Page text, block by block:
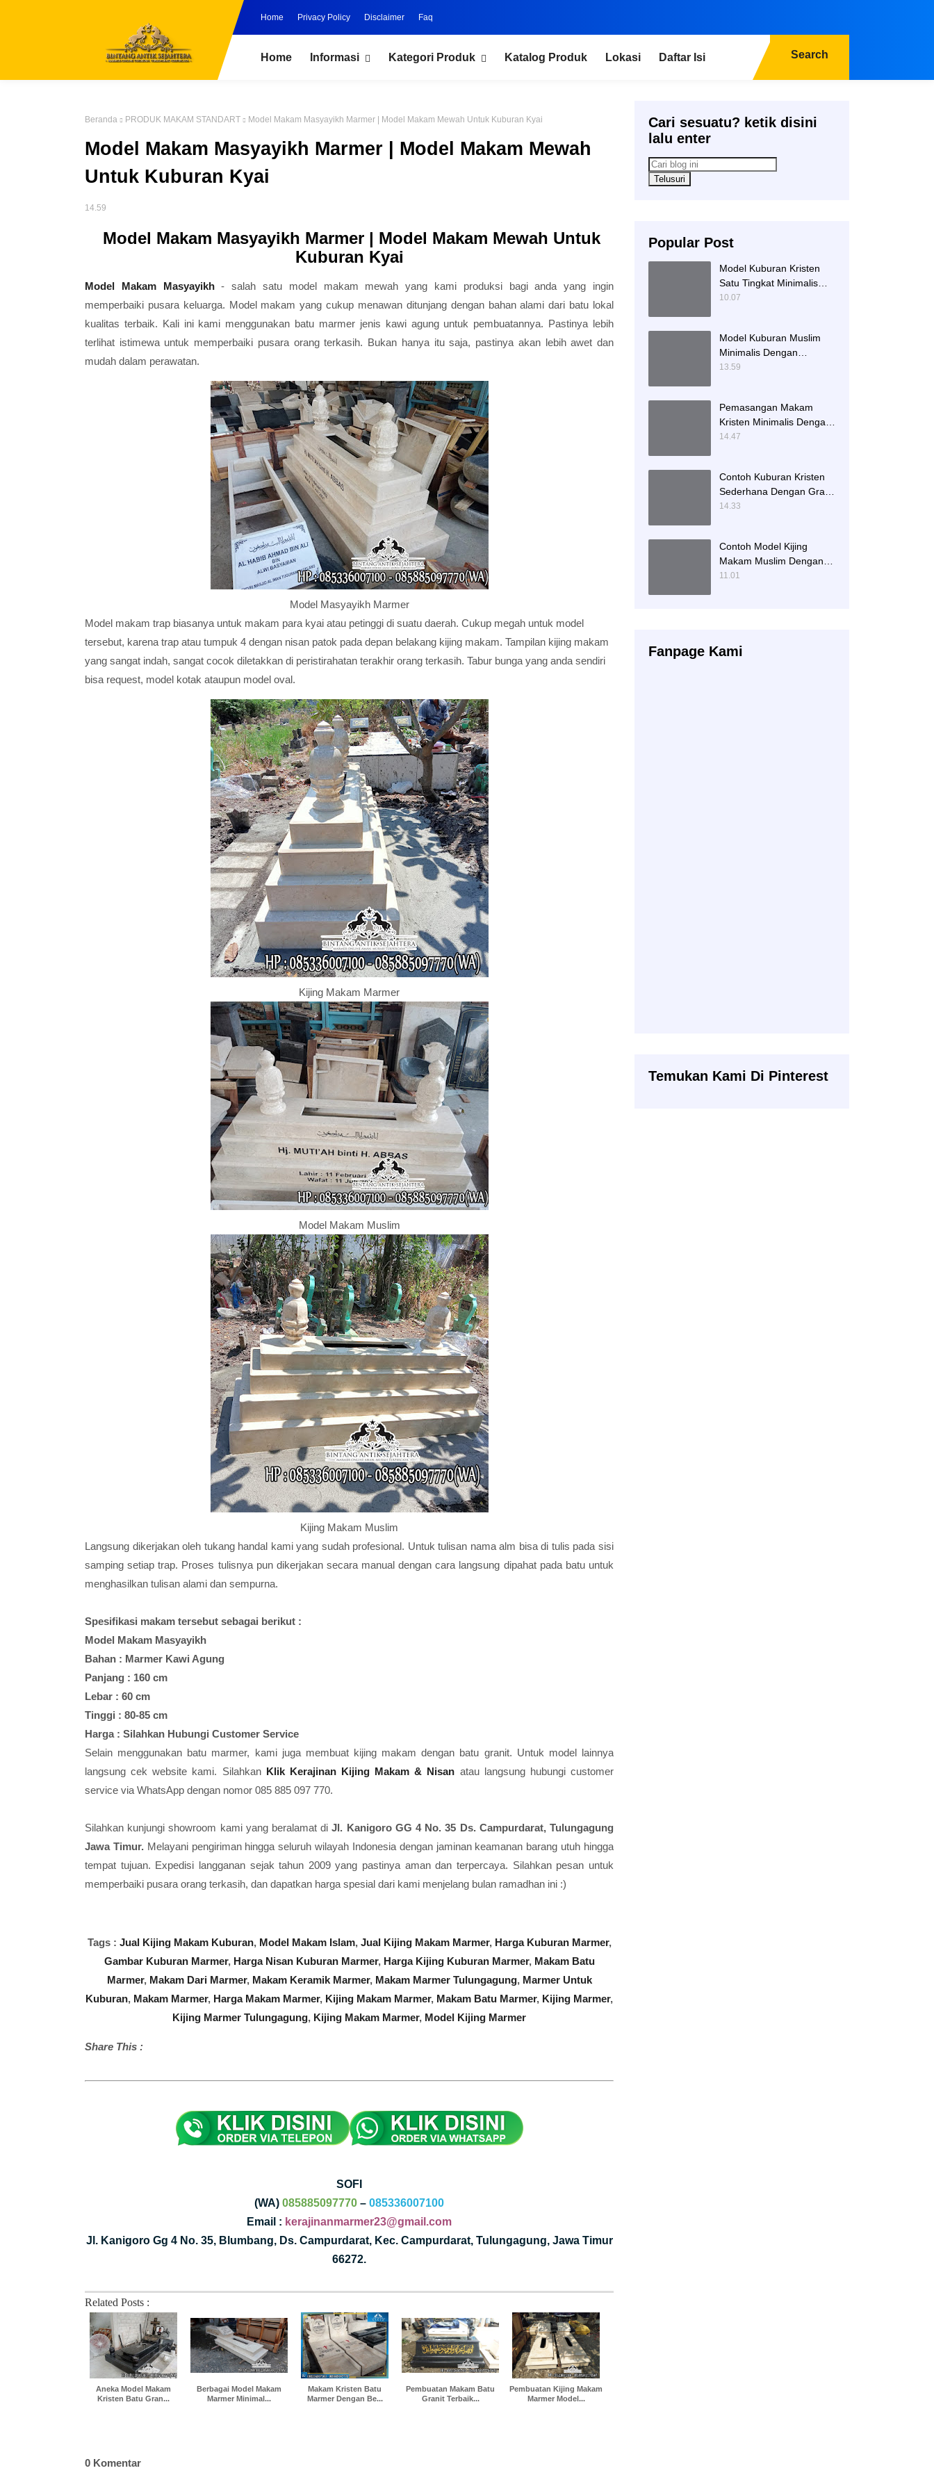
Home Privacy Policy Disclaimer Faq
Home Informasi Kategori Produk Katalog Produk Lokasi Daftar Isi Search
Beranda PRODUK MAKAM STANDART Model Makam Masyayikh Marmer | Model Makam Mewah Untuk Kuburan Kyai
Model Makam Masyayikh Marmer | Model Makam Mewah
Untuk Kuburan Kyai
14.59
Model Makam Masyayikh Marmer | Model Makam Mewah Untuk
Kuburan Kyai
Model Makam Masyayikh - salah satu model makam mewah yang kami produksi bagi anda yang ingin
memperbaiki pusara keluarga. Model makam yang cukup menawan ditunjang dengan bahan alami dari batu lokal
kualitas terbaik. Kali ini kami menggunakan batu marmer jenis kawi agung untuk pembuatannya. Pastinya lebih
terlihat istimewa untuk memperbaiki pusara orang terkasih. Bukan hanya itu saja, pastinya akan lebih awet dan
mudah dalam perawatan.
Model Masyayikh Marmer
Model makam trap biasanya untuk makam para kyai atau petinggi di suatu daerah. Cukup megah untuk model
tersebut, karena trap atau tumpuk 4 dengan nisan patok pada depan belakang kijing makam. Tampilan kijing makam
yang sangat indah, sangat cocok diletakkan di peristirahatan terakhir orang terkasih. Tabur bunga yang anda sendiri
bisa request, model kotak ataupun model oval.
Kijing Makam Marmer
Model Makam Muslim
Kijing Makam Muslim
Langsung dikerjakan oleh tukang handal kami yang sudah profesional. Untuk tulisan nama alm bisa di tulis pada sisi
samping setiap trap. Proses tulisnya pun dikerjakan secara manual dengan cara langsung dipahat pada batu untuk
menghasilkan tulisan alami dan sempurna.
Spesifikasi makam tersebut sebagai berikut :
Model Makam Masyayikh
Bahan : Marmer Kawi Agung
Panjang : 160 cm
Lebar : 60 cm
Tinggi : 80-85 cm
Harga : Silahkan Hubungi Customer Service
Selain menggunakan batu marmer, kami juga membuat kijing makam dengan batu granit. Untuk model lainnya
langsung cek website kami. Silahkan Klik Kerajinan Kijing Makam & Nisan atau langsung hubungi customer
service via WhatsApp dengan nomor 085 885 097 770.
Silahkan kunjungi showroom kami yang beralamat diJl. Kanigoro GG 4 No. 35 Ds. Campurdarat, Tulungagung
Jawa Timur.Melayani pengiriman hingga seluruh wilayah Indonesia dengan jaminan keamanan barang utuh hingga
tempat tujuan. Expedisi langganan sejak tahun 2009 yang pastinya aman dan terpercaya. Silahkan pesan untuk
memperbaiki pusara orang terkasih, dan dapatkan harga spesial dari kami menjelang bulan ramadhan ini :)
Tags : Jual Kijing Makam Kuburan, Model Makam Islam, Jual Kijing Makam Marmer, Harga Kuburan Marmer,
Gambar Kuburan Marmer,Harga Nisan Kuburan Marmer, Harga Kijing Kuburan Marmer, Makam Batu
Marmer,Makam Dari Marmer, Makam Keramik Marmer, Makam Marmer Tulungagung, Marmer Untuk
Kuburan, Makam Marmer, Harga Makam Marmer, Kijing Makam Marmer, Makam Batu Marmer, Kijing Marmer,
Kijing Marmer Tulungagung, Kijing Makam Marmer, Model Kijing Marmer
Share This :
SOFI
(WA) 085885097770 – 085336007100
Email : kerajinanmarmer23@gmail.com
Jl. Kanigoro Gg 4 No. 35, Blumbang, Ds. Campurdarat, Kec. Campurdarat, Tulungagung, Jawa Timur
66272.
Related Posts :
Aneka Model Makam
Kristen Batu Gran...
Berbagai Model Makam
Marmer Minimal...
Makam Kristen Batu
Marmer Dengan Be...
Pembuatan Makam Batu
Granit Terbaik...
Pembuatan Kijing Makam
Marmer Model...
0 Komentar
Cari sesuatu? ketik disini
lalu enter
Popular Post
Model Kuburan Kristen
Satu Tingkat Minimalis
Dengan Nisan Kotak
10.07
Model Kuburan Muslim
Minimalis Dengan
Kaligrafi dan Tempat
13.59
Pemasangan Makam
Kristen Minimalis Dengan
Batu Granit Hitam
14.47
Contoh Kuburan Kristen
Sederhana Dengan Granit
Hitam
14.33
Contoh Model Kijing
Makam Muslim Dengan
Nisan Patok Pipih
11.01
Fanpage Kami
Temukan Kami Di Pinterest